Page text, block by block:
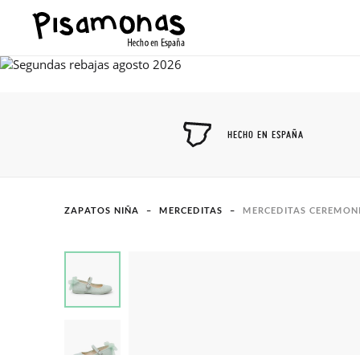
HECHO EN ESPAÑA
ZAPATOS NIÑA MERCEDITAS MERCEDITAS